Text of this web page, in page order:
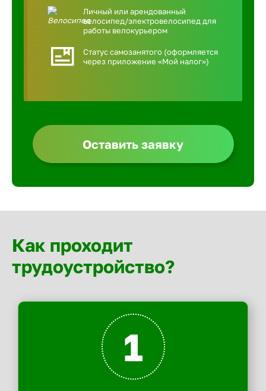
Личный или арендованный
велосипед/электровелосипед для
работы велокурьером
Статус самозанятого (оформляется
через приложение «Мой налог»)
Оставить заявку
Как проходит
трудоустройство?
1